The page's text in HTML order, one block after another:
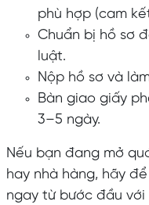
phù hợp (cam
Chuẩn bị hồ sơ
luật.
Nộp hồ sơ và
Bàn giao giấy
3–5 ngày.
Nếu bạn đang mở
hay nhà hàng, hãy
ngay từ bước đầu với